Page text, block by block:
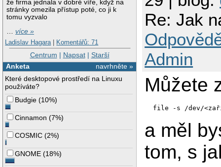
že firma jednala v dobré víře, když na
stránky omezila přístup poté, co ji k
tomu vyzvalo
…více »
Ladislav Hagara | Komentářů: 71
Centrum | Napsat| Starší
navrhněte »
Anketa
Které desktopové prostředí na Linuxu
používáte?
Budgie (10%)
Cinnamon (7%)
COSMIC (2%)
GNOME (18%)
Re: Jak
Admin
Můžete
file -s /dev/
a měl
tom, s